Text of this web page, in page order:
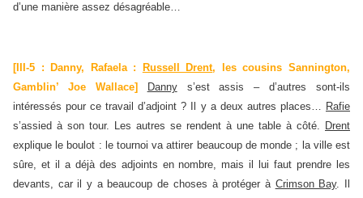
d’une manière assez désagréable…
[III-5 : Danny, Rafaela : Russell Drent, les cousins Sannington,
Gamblin’ Joe Wallace]
Dannys’est assis – d’autres sont-ils
intéressés pour ce travail d’adjoint ? Il y a deux autres places… Rafie
s’assied à son tour. Les autres se rendent à une table à côté. Drent
explique le boulot : le tournoi va attirer beaucoup de monde ; la ville est
sûre, et il a déjà des adjoints en nombre, mais il lui faut prendre les
devants, car il y a beaucoup de choses à protéger à Crimson Bay. Il